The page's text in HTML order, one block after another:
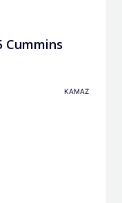
Cummins
KAMAZ